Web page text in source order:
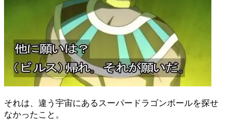
それは、違う宇宙にあるスーパードラゴンボールを探せ
なかったこと。